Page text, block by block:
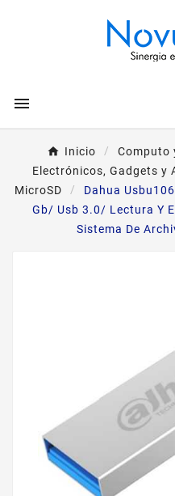

Inicio Computo
Electrónicos, Gadgets y
MicroSD
Dahua
Gb/ Usb 3.0/ Lectura Y
Sistema De